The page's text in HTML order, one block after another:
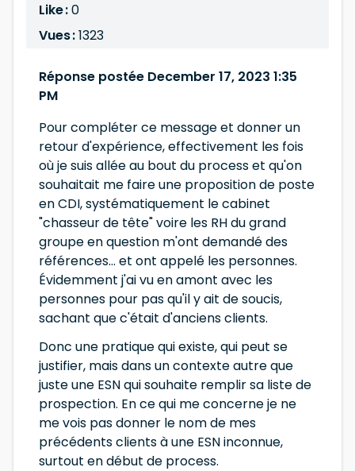
Like :0
Vues :1323
Réponse postée December 17, 2023 1:35
PM
Pour compléter ce message et donner un
retour d'expérience, effectivement les fois
où je suis allée au bout du process et qu'on
souhaitait me faire une proposition de poste
en CDI, systématiquement le cabinet
"chasseur de tête" voire les RH du grand
groupe en question m'ont demandé des
références... et ont appelé les personnes.
Évidemment j'ai vu en amont avec les
personnes pour pas qu'il y ait de soucis,
sachant que c'était d'anciens clients.
Donc une pratique qui existe, qui peut se
justifier, mais dans un contexte autre que
juste une ESN qui souhaite remplir sa liste de
prospection. En ce qui me concerne je ne
me vois pas donner le nom de mes
précédents clients à une ESN inconnue,
surtout en début de process.